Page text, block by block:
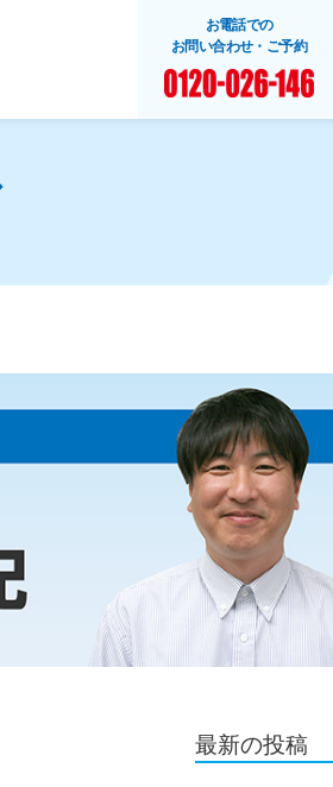
お電話での
お問い合わせ・ご予約
最新の投稿